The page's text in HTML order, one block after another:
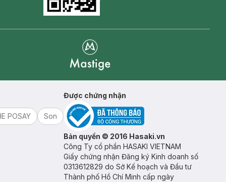
POSAY Son
Được chứng nhận
Bản quyền © 2016 Hasaki.vn
Công Ty cổ phần HASAKI VIETNAM
Giấy chứng nhận Đăng ký Kinh doanh số
0313612829 do Sở Kế hoạch và Đầu tư
Thành phố Hồ Chí Minh cấp ngày